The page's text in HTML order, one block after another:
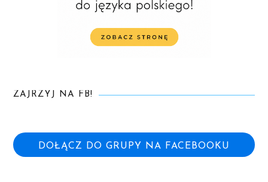
ZAJRZYJ NA FB!
DOŁĄCZ DO GRUPY NA FACEBOOKU